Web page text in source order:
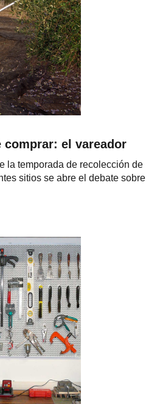
comprar: el vareador
la temporada de recolección de
sitios se abre el debate sobre